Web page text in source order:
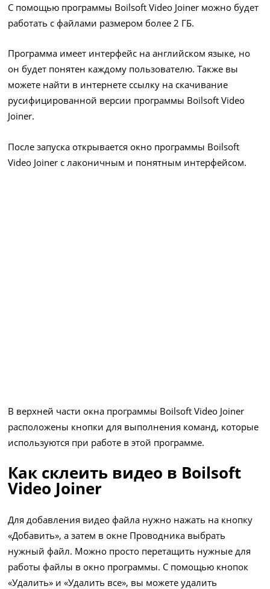
С помощью программы Boilsoft Video Joiner можно будет
работать с файлами размером более 2 ГБ.
Программа имеет интерфейс на английском языке, но
он будет понятен каждому пользователю. Также вы
можете найти в интернете ссылку на скачивание
русифицированной версии программы Boilsoft Video
Joiner.
После запуска открывается окно программы Boilsoft
Video Joiner с лаконичным и понятным интерфейсом.
В верхней части окна программы Boilsoft Video Joiner
расположены кнопки для выполнения команд, которые
используются при работе в этой программе.
Как склеить видео в Boilsoft
Video Joiner
Для добавления видео файла нужно нажать на кнопку
«Добавить», а затем в окне Проводника выбрать
нужный файл. Можно просто перетащить нужные для
работы файлы в окно программы. С помощью кнопок
«Удалить» и «Удалить все», вы можете удалить